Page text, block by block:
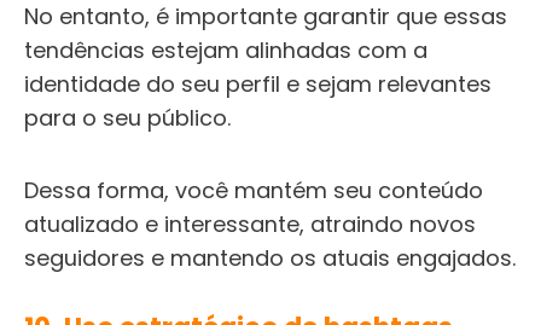
No entanto, é importante garantir que essas
tendências estejam alinhadas com a
identidade do seu perfil e sejam relevantes
para o seu público.
Dessa forma, você mantém seu conteúdo
atualizado e interessante, atraindo novos
seguidores e mantendo os atuais engajados.